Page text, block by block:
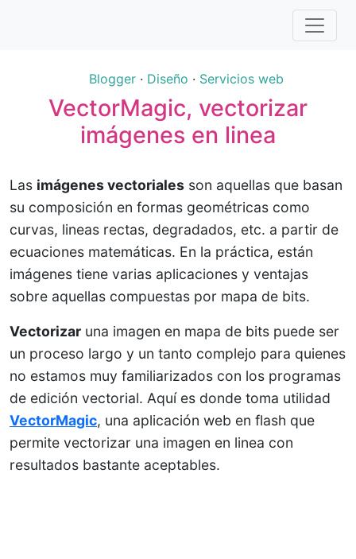
Blogger · Diseño · Servicios web
VectorMagic, vectorizar
imágenes en linea
Las imágenes vectoriales son aquellas que basan
su composición en formas geométricas como
curvas, lineas rectas, degradados, etc. a partir de
ecuaciones matemáticas. En la práctica, están
imágenes tiene varias aplicaciones y ventajas
sobre aquellas compuestas por mapa de bits.
Vectorizar una imagen en mapa de bits puede ser
un proceso largo y un tanto complejo para quienes
no estamos muy familiarizados con los programas
de edición vectorial. Aquí es donde toma utilidad
VectorMagic, una aplicación web en flash que
permite vectorizar una imagen en linea con
resultados bastante aceptables.